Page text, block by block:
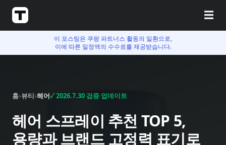
☰
이 포스팅은 쿠팡 파트너스 활동의 일환으로,
이에 따른 일정액의 수수료를 제공받습니다.
홈›뷰티›헤어✓2026.7.30 검증 업데이트
헤어 스프레이 추천 TOP 5,
용량과 브랜드 고정력 표기로